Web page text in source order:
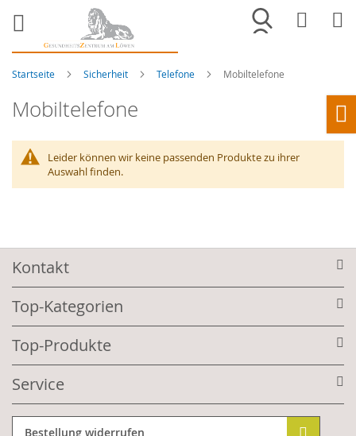
Merkliste
Startseite Sicherheit Telefone Mobiltelefone
Mobiltelefone
Leider können wir keine passenden Produkte zu ihrer
Auswahl finden.
Kontakt
Top-Kategorien
Top-Produkte
Service
Bestellung widerrufen